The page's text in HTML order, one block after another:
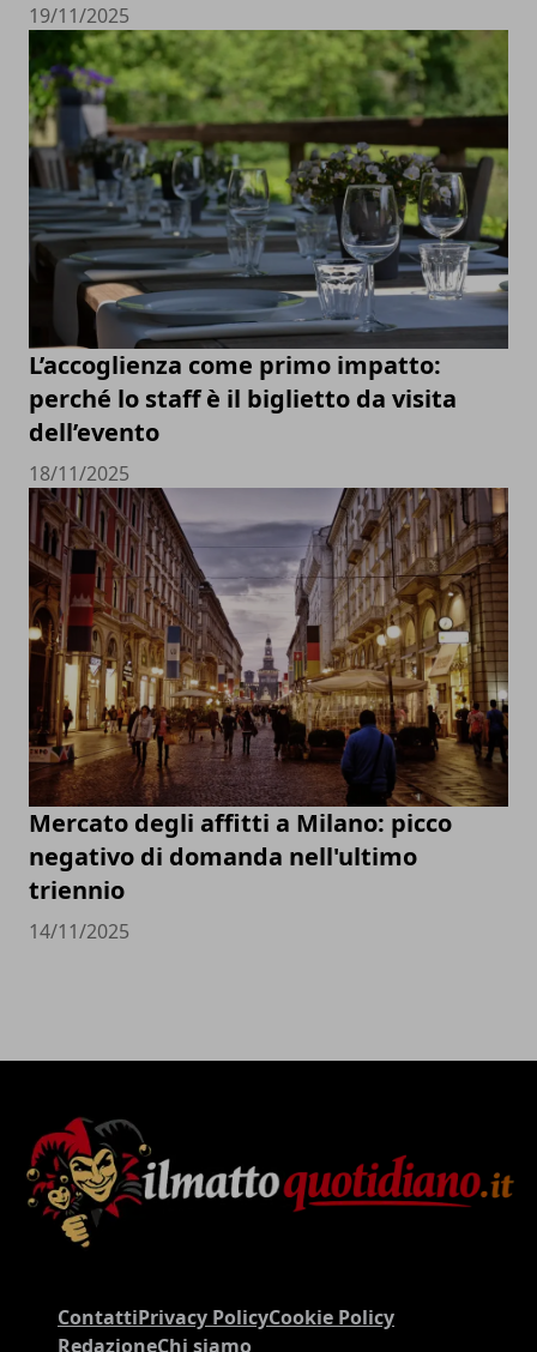
19/11/2025
L’accoglienza come primo impatto:
perché lo staff è il biglietto da visita
dell’evento
18/11/2025
Mercato degli affitti a Milano: picco
negativo di domanda nell'ultimo
triennio
14/11/2025
ContattiPrivacy PolicyCookie Policy
RedazioneChi siamo